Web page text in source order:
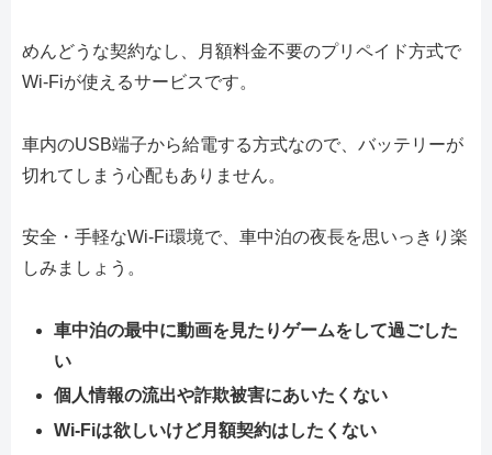
めんどうな契約なし、月額料金不要のプリペイド方式で
Wi-Fiが使えるサービスです。
車内のUSB端子から給電する方式なので、バッテリーが
切れてしまう心配もありません。
安全・手軽なWi-Fi環境で、車中泊の夜長を思いっきり楽
しみましょう。
車中泊の最中に動画を見たりゲームをして過ごした
い
個人情報の流出や詐欺被害にあいたくない
Wi-Fiは欲しいけど月額契約はしたくない